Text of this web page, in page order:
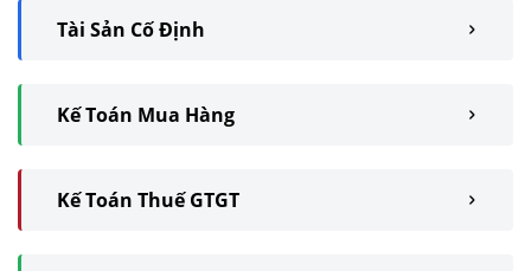
Tài Sản Cố Định
Kế Toán Mua Hàng
Kế Toán Thuế GTGT